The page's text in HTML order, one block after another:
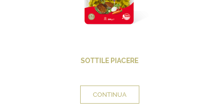
SOTTILE PIACERE
CONTINUA